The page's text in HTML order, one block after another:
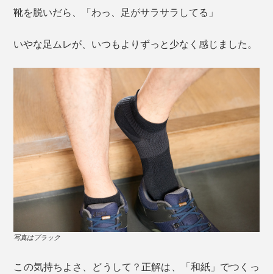
靴を脱いだら、「わっ、足がサラサラしてる」
いやな足ムレが、いつもよりずっと少なく感じました。
写真はブラック
この気持ちよさ、どうして？正解は、「和紙」でつくっ